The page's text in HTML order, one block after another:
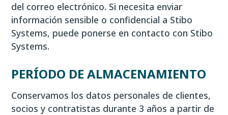
del correo electrónico. Si necesita enviar
información sensible o confidencial a Stibo
Systems, puede ponerse en contacto con Stibo
Systems.
PERÍODO DE ALMACENAMIENTO
Conservamos los datos personales de clientes,
socios y contratistas durante 3 años a partir de